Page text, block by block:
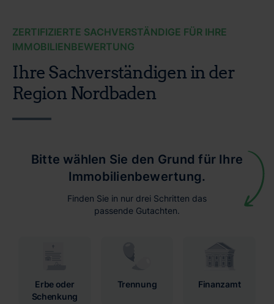
ZERTIFIZIERTE SACHVERSTÄNDIGE FÜR IHRE
IMMOBILIENBEWERTUNG
Ihre Sachverständigen in der
Region Nordbaden
Bitte wählen Sie den Grund für Ihre
Immobilienbewertung.
Finden Sie in nur drei Schritten das
passende Gutachten.
Erbe oder
Schenkung
Trennung Finanzamt